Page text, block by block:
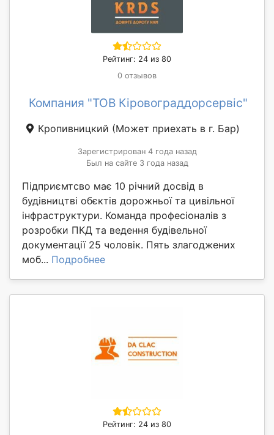
Рейтинг: 24 из 80
0 отзывов
Компания "ТОВ Кіровограддорсервіс"
Кропивницкий (Может приехать в г. Бар)
Зарегистрирован 4 года назад
Был на сайте 3 года назад
Підприємтсво має 10 річний досвід в
будівництві обєктів дорожньої та цивільної
інфраструктури. Команда професіоналів з
розробки ПКД та ведення будівельної
документації 25 чоловік. Пять злагоджених
моб... Подробнее
Рейтинг: 24 из 80